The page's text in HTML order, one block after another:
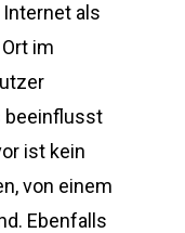
als
im
beeinflusst
ist kein
von einem
Ebenfalls